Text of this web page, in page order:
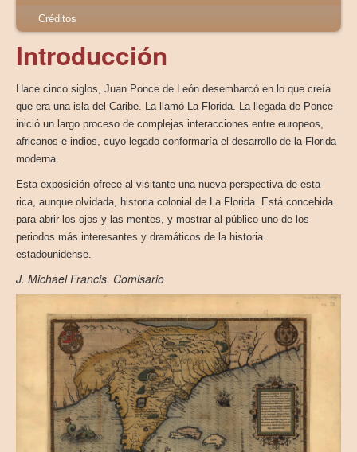
Créditos
Introducción
Hace cinco siglos, Juan Ponce de León desembarcó en lo que creía
que era una isla del Caribe. La llamó La Florida. La llegada de Ponce
inició un largo proceso de complejas interacciones entre europeos,
africanos e indios, cuyo legado conformaría el desarrollo de la Florida
moderna.
Esta exposición ofrece al visitante una nueva perspectiva de esta
rica, aunque olvidada, historia colonial de La Florida. Está concebida
para abrir los ojos y las mentes, y mostrar al público uno de los
periodos más interesantes y dramáticos de la historia
estadounidense.
J. Michael Francis. Comisario